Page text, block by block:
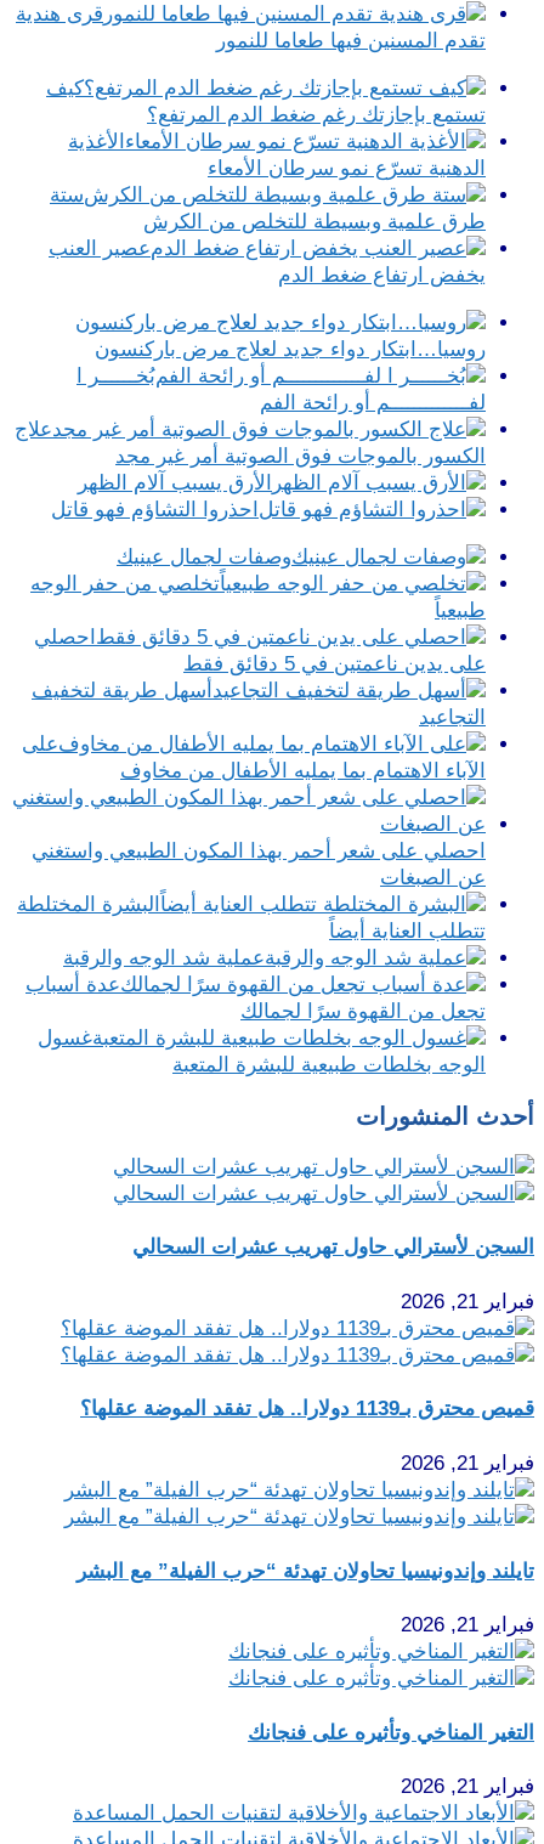
قرى هندية
تقدم المسنين فيها طعاما للنمور
كيف
تستمع بإجازتك رغم ضغط الدم المرتفع؟
الأغذية
الدهنية تسرّع نمو سرطان الأمعاء
ستة
طرق علمية وبسيطة للتخلص من الكرش
عصير العنب
يخفض ارتفاع ضغط الدم
روسيا…ابتكار دواء جديد لعلاج مرض باركنسون
بُخــــــر ا
لفـــــــــــــم أو رائحة الفم
علاج
الكسور بالموجات فوق الصوتية أمر غير مجد
الأرق يسبب آلام الظهر
احذروا التشاؤم فهو قاتل
وصفات لجمال عينيك
تخلصي من حفر الوجه
طبيعياً
احصلي
على يدين ناعمتين في 5 دقائق فقط
أسهل طريقة لتخفيف
التجاعيد
على
الآباء الاهتمام بما يمليه الأطفال من مخاوف
احصلي على شعر أحمر بهذا المكون الطبيعي واستغني
عن الصبغات
البشرة المختلطة
تتطلب العناية أيضاً
عملية شد الوجه والرقبة
عدة أسباب
تجعل من القهوة سرًا لجمالك
غسول
الوجه بخلطات طبيعية للبشرة المتعبة
أحدث المنشورات
السجن لأسترالي حاول تهريب عشرات السحالي
فبراير 21, 2026
قميص محترق بـ1139 دولارا.. هل تفقد الموضة عقلها؟
فبراير 21, 2026
تايلند وإندونيسيا تحاولان تهدئة “حرب الفيلة” مع البشر
فبراير 21, 2026
التغير المناخي وتأثيره على فنجانك
فبراير 21, 2026